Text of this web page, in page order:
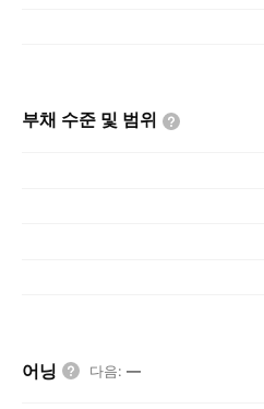
부채 수준 및 범위
어닝 다음: —